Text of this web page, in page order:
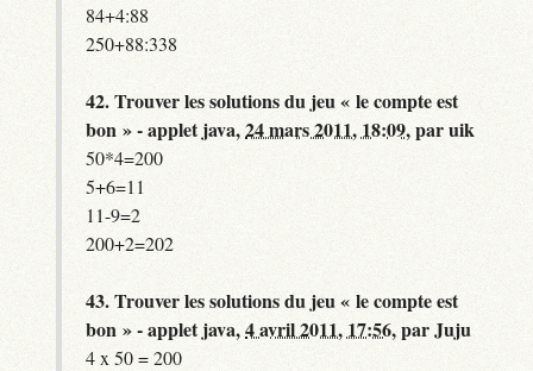
84+4:88
250+88:338
42.Trouver les solutions du jeu « le compte est
bon » - applet java,24 mars 2011, 18:09,paruik
50*4=200
5+6=11
11-9=2
200+2=202
43.Trouver les solutions du jeu « le compte est
bon » - applet java,4 avril 2011, 17:56,parJuju
4 x 50 = 200